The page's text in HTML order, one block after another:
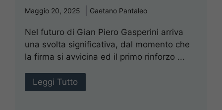
Maggio 20, 2025 Gaetano Pantaleo
Nel futuro di Gian Piero Gasperini arriva
una svolta significativa, dal momento che
la firma si avvicina ed il primo rinforzo ...
Leggi Tutto